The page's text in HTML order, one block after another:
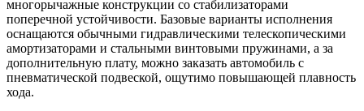
многорычажные конструкции со стабилизаторами
поперечной устойчивости. Базовые варианты исполнения
оснащаются обычными гидравлическими телескопическими
амортизаторами и стальными винтовыми пружинами, а за
дополнительную плату, можно заказать автомобиль с
пневматической подвеской, ощутимо повышающей плавность
хода.